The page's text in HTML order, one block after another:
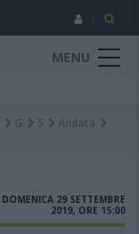
MENU
G 5
Andata
DOMENICA 29 SETTEMBRE
2019, ORE 15:00